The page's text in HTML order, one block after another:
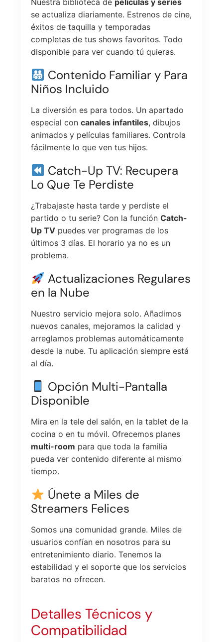
Nuestra biblioteca de películas y series
se actualiza diariamente. Estrenos de cine,
éxitos de taquilla y temporadas
completas de tus shows favoritos. Todo
disponible para ver cuando tú quieras.
Contenido Familiar y Para
Niños Incluido
La diversión es para todos. Un apartado
especial concanales infantiles, dibujos
animados y películas familiares. Controla
fácilmente lo que ven tus hijos.
Catch-Up TV: Recupera
Lo Que Te Perdiste
¿Trabajaste hasta tarde y perdiste el
partido o tu serie? Con la funciónCatch-
Up TV puedes ver programas de los
últimos 3 días. El horario ya no es un
problema.
Actualizaciones Regulares
en la Nube
Nuestro servicio mejora solo. Añadimos
nuevos canales, mejoramos la calidad y
arreglamos problemas automáticamente
desde la nube. Tu aplicación siempre está
al día.
Opción Multi-Pantalla
Disponible
Mira en la tele del salón, en la tablet de la
cocina o en tu móvil. Ofrecemos planes
multi-room para que toda la familia
pueda ver contenido diferente al mismo
tiempo.
Únete a Miles de
Streamers Felices
Somos una comunidad grande. Miles de
usuarios confían en nosotros para su
entretenimiento diario. Tenemos la
estabilidad y el soporte que los servicios
baratos no ofrecen.
Detalles Técnicos y
Compatibilidad